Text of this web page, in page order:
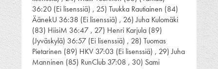
36:20 (Ei lisenssiä) , 25) Tuukka Rautiainen (84)
ÄänekU 36:38 (Ei lisenssiä) , 26) Juha Kulomäki
(83) HiisiM 36:47 , 27) Henri Karjula (89)
(Jyväskylä) 36:57 (Ei lisenssiä) , 28) Tuomas
Pietarinen (89) HKV 37:03 (Ei lisenssiä) , 29) Juha
Manninen (85) RunClub 37:08 , 30) Sami